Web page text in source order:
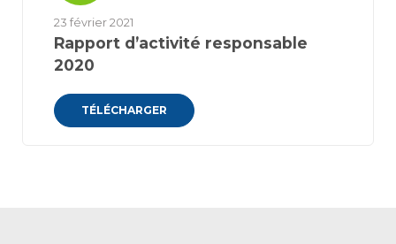
23 février 2021
Rapport d’activité responsable
2020
TÉLÉCHARGER